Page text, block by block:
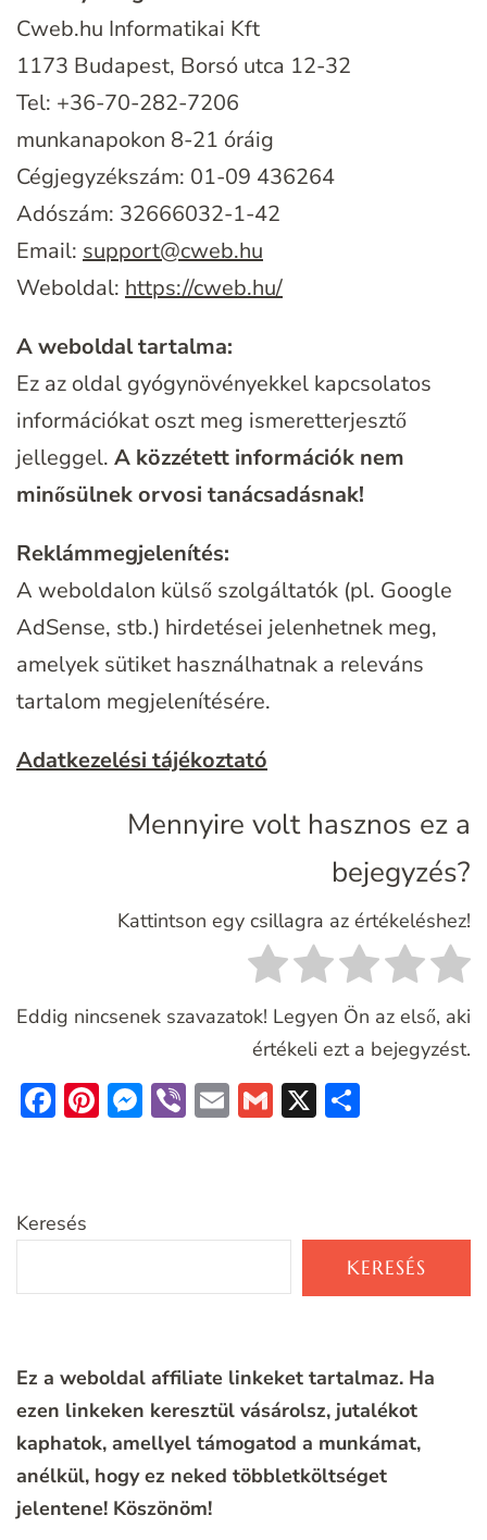
Cweb.hu Informatikai Kft
1173 Budapest, Borsó utca 12-32
Tel: +36-70-282-7206
munkanapokon 8-21 óráig
Cégjegyzékszám: 01-09 436264
Adószám: 32666032-1-42
Email: support@cweb.hu
Weboldal: https://cweb.hu/
A weboldal tartalma:
Ez az oldal gyógynövényekkel kapcsolatos
információkat oszt meg ismeretterjesztő
jelleggel. A közzétett információk nem
minősülnek orvosi tanácsadásnak!
Reklámmegjelenítés:
A weboldalon külső szolgáltatók (pl. Google
AdSense, stb.) hirdetései jelenhetnek meg,
amelyek sütiket használhatnak a releváns
tartalom megjelenítésére.
Adatkezelési tájékoztató
Mennyire volt hasznos ez a
bejegyzés?
Kattintson egy csillagra az értékeléshez!
Eddig nincsenek szavazatok! Legyen Ön az első, aki
értékeli ezt a bejegyzést.
Facebook
Pinterest
Messenger
ViberEmailGmail
X
Keresés
KERESÉS
Ez a weboldal affiliate linkeket tartalmaz. Ha
ezen linkeken keresztül vásárolsz, jutalékot
kaphatok, amellyel támogatod a munkámat,
anélkül, hogy ez neked többletköltséget
jelentene! Köszönöm!